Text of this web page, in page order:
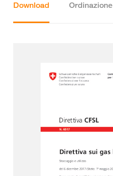
Download Ordinazione